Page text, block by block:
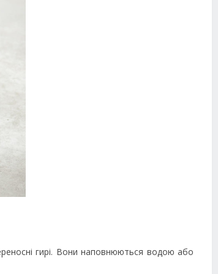
гирі. Вони наповнюються водою або